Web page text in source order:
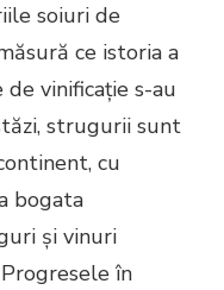
soiuri de
ce istoria a
vinificație s-au
strugurii sunt
cu
bogata
și vinuri
în